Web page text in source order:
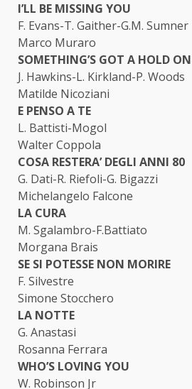
I’LL BE MISSING YOU
F. Evans-T. Gaither-G.M. Sumner
Marco Muraro
SOMETHING’S GOT A HOLD
J. Hawkins-L. Kirkland-P. Woods
Matilde Nicoziani
E PENSO A TE
L. Battisti-Mogol
Walter Coppola
COSA RESTERA’ DEGLI ANNI 80
G. Dati-R. Riefoli-G. Bigazzi
Michelangelo Falcone
LA CURA
M. Sgalambro-F.Battiato
Morgana Brais
SE SI POTESSE NON MORIRE
F. Silvestre
Simone Stocchero
LA NOTTE
G. Anastasi
Rosanna Ferrara
WHO’S LOVING YOU
W. Robinson Jr